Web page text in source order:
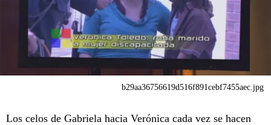
b29aa36756619d516f891cebf7455aec.jpg
Los celos de Gabriela hacia Verónica cada vez se hacen